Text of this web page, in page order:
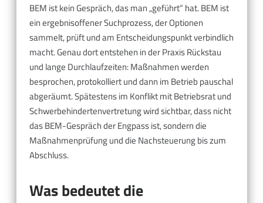
BEM ist kein Gespräch, das man „geführt“ hat. BEM ist
ein ergebnisoffener Suchprozess, der Optionen
sammelt, prüft und am Entscheidungspunkt verbindlich
macht. Genau dort entstehen in der Praxis Rückstau
und lange Durchlaufzeiten: Maßnahmen werden
besprochen, protokolliert und dann im Betrieb pauschal
abgeräumt. Spätestens im Konflikt mit Betriebsrat und
Schwerbehindertenvertretung wird sichtbar, dass nicht
das BEM-Gespräch der Engpass ist, sondern die
Maßnahmenprüfung und die Nachsteuerung bis zum
Abschluss.
Was bedeutet die